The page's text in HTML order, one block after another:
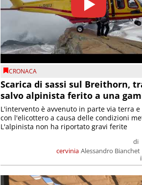
CRONACA
Scarica di sassi sul Breithorn,
salvo alpinista ferito a una
cervinia
di
Alessandro Bianchet
L'intervento è avvenuto in parte via terra
con l'elicottero a causa delle condizioni
L'alpinista non ha riportato gravi ferite